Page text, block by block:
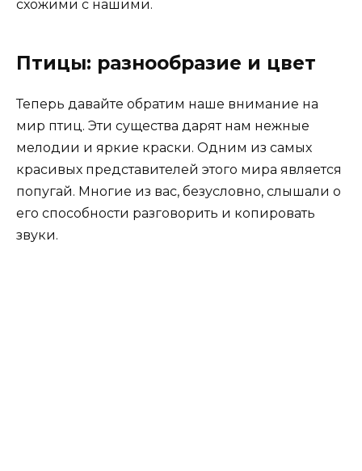
схожими с нашими.
Птицы: разнообразие и цвет
Теперь давайте обратим наше внимание на
мир птиц. Эти существа дарят нам нежные
мелодии и яркие краски. Одним из самых
красивых представителей этого мира является
попугай. Многие из вас, безусловно, слышали о
его способности разговорить и копировать
звуки.